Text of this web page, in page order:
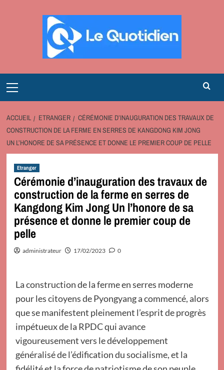
Menu
ACCUEIL ETRANGER
CÉRÉMONIE D’INAUGURATION DES TRAVAUX DE
CONSTRUCTION DE LA FERME EN SERRES DE KANGDONG KIM JONG
UN L’HONORE DE SA PRÉSENCE ET DONNE LE PREMIER COUP DE PELLE
Etranger
Cérémonie d’inauguration des travaux de
construction de la ferme en serres de
Kangdong Kim Jong Un l’honore de sa
présence et donne le premier coup de
pelle
administrateur 17/02/2023 0
La construction de la ferme en serres moderne
pour les citoyens de Pyongyang a commencé, alors
que se manifestent pleinement l’esprit de progrès
impétueux de la RPDC qui avance
vigoureusement vers le développement
généralisé de l’édification du socialisme, et la